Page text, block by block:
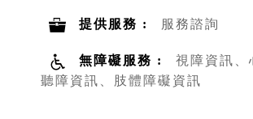
提供服務 : 服務諮詢
無障礙服務 :
視障資訊、
聽障資訊、肢體障礙資訊